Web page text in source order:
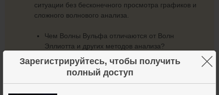
Зарегистрируйтесь, чтобы получить
полный доступ
×
ситуации без бесконечного просмотра графиков и
сложного волнового анализа.
Чем Волны Вульфа отличаются от Волн
Эллиотта и других методов анализа?
Как устроен паттерн Волн Вульфа и как с его
помощью определять точку входа, стоп и цель?
Как отслеживать Волны Вульфа одновременно